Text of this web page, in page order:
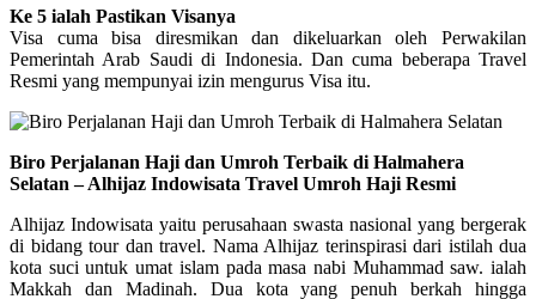
Ke 5 ialah Pastikan Visanya
Visa cuma bisa diresmikan dan dikeluarkan oleh Perwakilan
Pemerintah Arab Saudi di Indonesia. Dan cuma beberapa Travel
Resmi yang mempunyai izin mengurus Visa itu.
Biro Perjalanan Haji dan Umroh Terbaik di Halmahera
Selatan – Alhijaz Indowisata Travel Umroh Haji Resmi
Alhijaz Indowisata yaitu perusahaan swasta nasional yang bergerak
di bidang tour dan travel. Nama Alhijaz terinspirasi dari istilah dua
kota suci untuk umat islam pada masa nabi Muhammad saw. ialah
Makkah dan Madinah. Dua kota yang penuh berkah hingga